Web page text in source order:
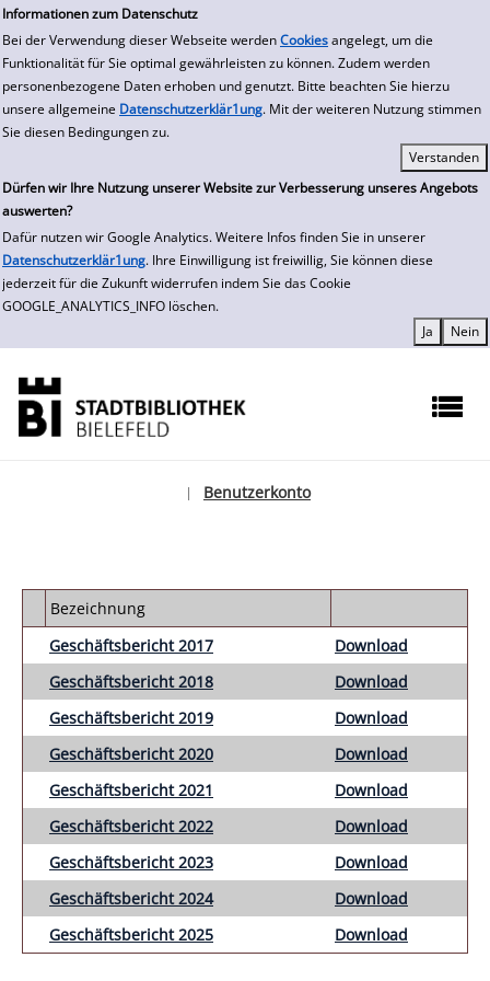
Informationen zum Datenschutz
Bei der Verwendung dieser Webseite werden Cookies angelegt, um die
Funktionalität für Sie optimal gewährleisten zu können. Zudem werden
personenbezogene Daten erhoben und genutzt. Bitte beachten Sie hierzu
unsere allgemeine Datenschutzerklär1ung. Mit der weiteren Nutzung stimmen
Sie diesen Bedingungen zu.
Dürfen wir Ihre Nutzung unserer Website zur Verbesserung unseres Angebots
auswerten?
Dafür nutzen wir Google Analytics. Weitere Infos finden Sie in unserer
Datenschutzerklär1ung. Ihre Einwilligung ist freiwillig, Sie können diese
jederzeit für die Zukunft widerrufen indem Sie das Cookie
GOOGLE_ANALYTICS_INFO löschen.
zur Navigation springen
zum Inhalt springen
Benutzerkonto
Bezeichnung
Geschäftsbericht 2017
Download
Geschäftsbericht 2018
Download
Geschäftsbericht 2019
Download
Geschäftsbericht 2020
Download
Geschäftsbericht 2021
Download
Geschäftsbericht 2022
Download
Geschäftsbericht 2023
Download
Geschäftsbericht 2024
Download
Geschäftsbericht 2025
Download